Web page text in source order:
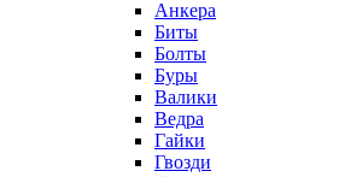
Анкера
Биты
Болты
Буры
Валики
Ведра
Гайки
Гвозди